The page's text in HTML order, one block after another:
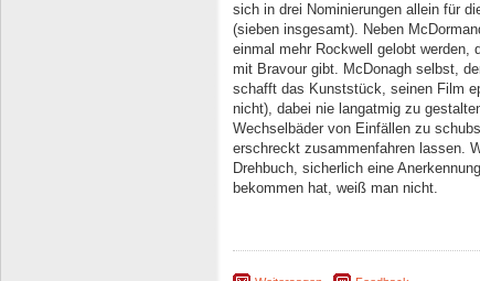
sich in drei Nominierungen allein für
(sieben insgesamt). Neben
einmal mehr Rockwell gelobt werden,
mit Bravour gibt. McDonagh selbst,
schafft das Kunststück, seinen Film
nicht), dabei nie langatmig zu
Wechselbäder von Einfällen zu
erschreckt zusammenfahren lassen.
Drehbuch, sicherlich eine
bekommen hat, weiß man nicht.